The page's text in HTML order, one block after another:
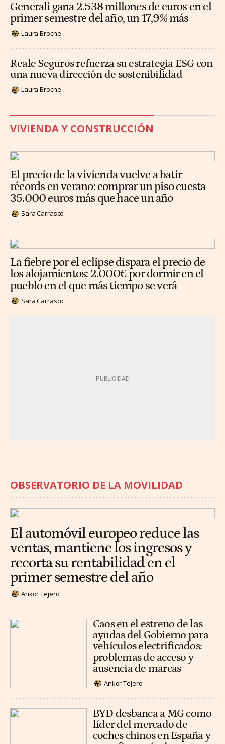
Generali gana 2.538 millones de euros en el
primer semestre del año, un 17,9% más
Laura Broche
Reale Seguros refuerza su estrategia ESG con
una nueva dirección de sostenibilidad
Laura Broche
VIVIENDA Y CONSTRUCCIÓN
El precio de la vivienda vuelve a batir
récords en verano: comprar un piso cuesta
35.000 euros más que hace un año
Sara Carrasco
La fiebre por el eclipse dispara el precio de
los alojamientos: 2.000€ por dormir en el
pueblo en el que más tiempo se verá
Sara Carrasco
OBSERVATORIO DE LA MOVILIDAD
El automóvil europeo reduce las
ventas, mantiene los ingresos y
recorta su rentabilidad en el
primer semestre del año
Ankor Tejero
Caos en el estreno de las
ayudas del Gobierno para
vehículos electrificados:
problemas de acceso y
ausencia de marcas
Ankor Tejero
BYD desbanca a MG como
líder del mercado de
coches chinos en España y